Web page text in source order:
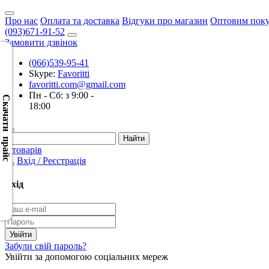
Про нас Оплата та доставка Відгуки про магазин Оптовим
(093)671-91-52
Замовити дзвінок
(066)539-95-41
Skype: Favoritti
favoritti.com@gmail.com
Пн - Сб: з 9:00 -
18:00
0 товарів
Вхід / Реєстрація
Вхід
Забули свій пароль?
Увійти за допомогою соціальних мереж
Скачати прайс
Скачать
XML
(Розн.)
Скачать
XML
(Опт)
Скачать
(Розн.)
Скачать
CSV
(Опт)